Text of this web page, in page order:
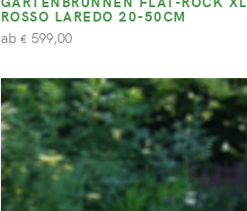
ROSSO LAREDO 20-50CM
ab € 599,00